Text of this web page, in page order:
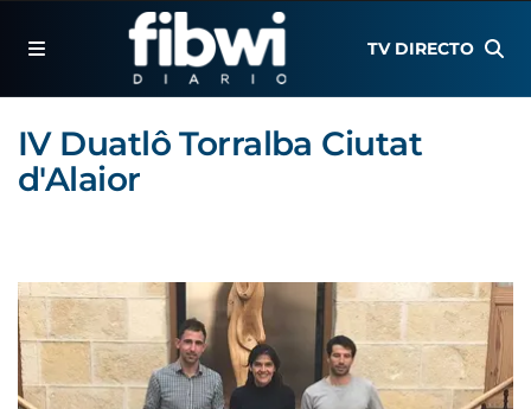
TV DIRECTO
IV Duatlô Torralba Ciutat
d'Alaior